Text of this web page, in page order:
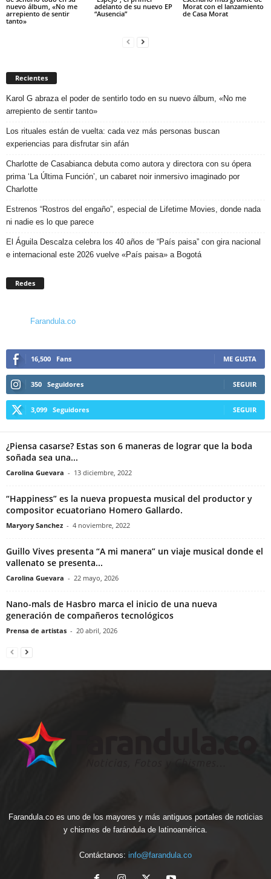
nuevo álbum, «No me
arrepiento de sentir
tanto»
adelanto de su nuevo EP
“Ausencia”
Morat con el lanzamiento
de Casa Morat
Recientes
Karol G abraza el poder de sentirlo todo en su nuevo álbum, «No me
arrepiento de sentir tanto»
Los rituales están de vuelta: cada vez más personas buscan
experiencias para disfrutar sin afán
Charlotte de Casabianca debuta como autora y directora con su ópera
prima ‘La Última Función’, un cabaret noir inmersivo imaginado por
Charlotte
Estrenos “Rostros del engaño”, especial de Lifetime Movies, donde nada
ni nadie es lo que parece
El Águila Descalza celebra los 40 años de “País paisa” con gira nacional
e internacional este 2026 vuelve «País paisa» a Bogotá
Redes
Farandula.co
16,500 Fans ME GUSTA
350 Seguidores SEGUIR
3,099 Seguidores SEGUIR
¿Piensa casarse? Estas son 6 maneras de lograr que la boda
soñada sea una...
Carolina Guevara - 13 diciembre, 2022
“Happiness” es la nueva propuesta musical del productor y
compositor ecuatoriano Homero Gallardo.
Maryory Sanchez - 4 noviembre, 2022
Guillo Vives presenta “A mi manera” un viaje musical donde el
vallenato se presenta...
Carolina Guevara - 22 mayo, 2026
Nano-mals de Hasbro marca el inicio de una nueva
generación de compañeros tecnológicos
Prensa de artistas - 20 abril, 2026
Farandula.co es uno de los mayores y más antiguos portales de noticias
y chismes de farándula de latinoamérica.
Contáctanos: info@farandula.co